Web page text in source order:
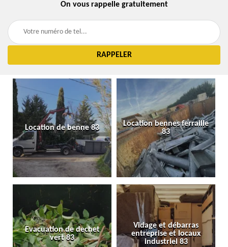
On vous rappelle gratuitement
Location de benne 83
Location bennes ferraille
83
Evacuation de dechet
vert 83
Vidage et débarras
entreprise et locaux
industriel 83